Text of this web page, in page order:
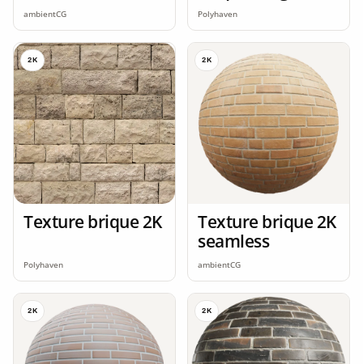
ambientCG Polyhaven
2K
Texture brique 2K
Polyhaven
2K
Texture brique 2K
seamless
ambientCG
2K 2K